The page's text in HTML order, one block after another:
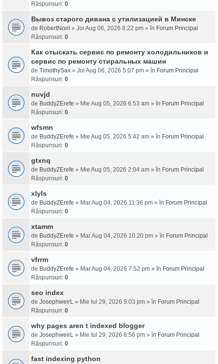
Răspunsuri: 0
Вывоз старого дивана с утилизацией в Минске
de RobertNoirl » Joi Aug 06, 2026 8:22 pm » în Forum Principal
Răspunsuri: 0
Как отыскать сервис по ремонту холодильников и
сервис по ремонту стиральных машин
de TimothySax » Joi Aug 06, 2026 5:07 pm » în Forum Principal
Răspunsuri: 0
nuvjd
de BuddyZErefe » Mie Aug 05, 2026 6:53 am » în Forum Principal
Răspunsuri: 0
wfsmn
de BuddyZErefe » Mie Aug 05, 2026 5:42 am » în Forum Principal
Răspunsuri: 0
gtxnq
de BuddyZErefe » Mie Aug 05, 2026 2:04 am » în Forum Principal
Răspunsuri: 0
xlyls
de BuddyZErefe » Mar Aug 04, 2026 11:36 pm » în Forum Principal
Răspunsuri: 0
xtamm
de BuddyZErefe » Mar Aug 04, 2026 10:20 pm » în Forum Principal
Răspunsuri: 0
vfrrm
de BuddyZErefe » Mar Aug 04, 2026 7:52 pm » în Forum Principal
Răspunsuri: 0
seo index
de JosephweirL » Mie Iul 29, 2026 9:03 pm » în Forum Principal
Răspunsuri: 0
why pages aren t indexed blogger
de JosephweirL » Mie Iul 29, 2026 8:56 pm » în Forum Principal
Răspunsuri: 0
fast indexing python